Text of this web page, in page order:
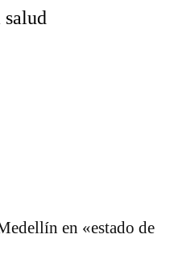
en «estado de